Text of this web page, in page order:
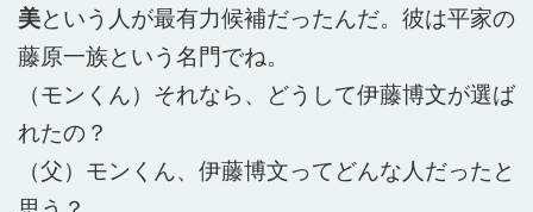
美という人が最有力候補だったんだ。彼は平家の
藤原一族という名門でね。
（モンくん）それなら、どうして伊藤博文が選ば
れたの？
（父）モンくん、伊藤博文ってどんな人だったと